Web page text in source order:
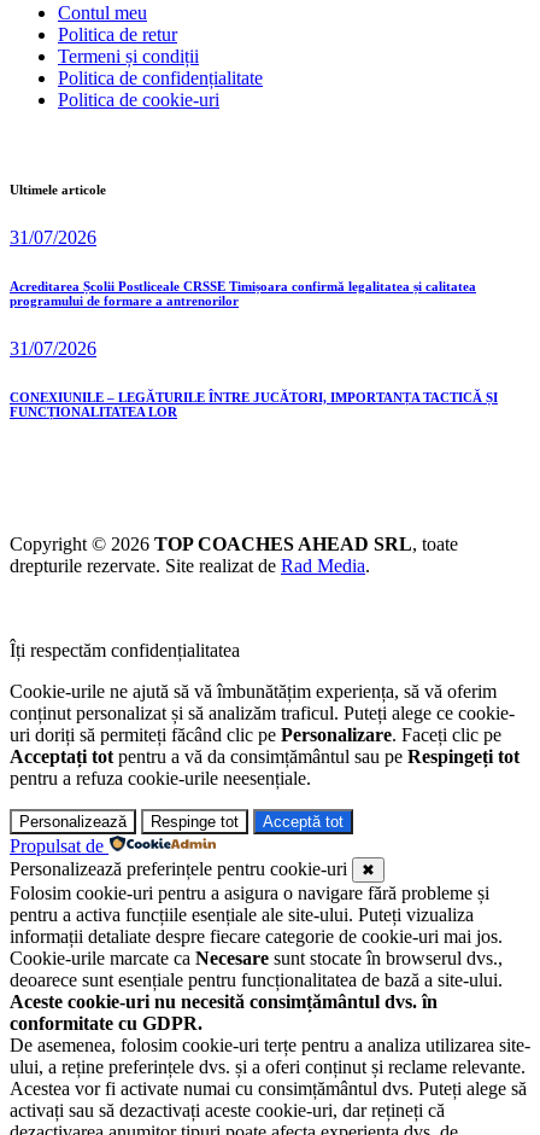
Contul meu
Politica de retur
Termeni și condiții
Politica de confidențialitate
Politica de cookie-uri
Ultimele articole
31/07/2026
Acreditarea Școlii Postliceale CRSSE Timișoara confirmă legalitatea și calitatea
programului de formare a antrenorilor
31/07/2026
CONEXIUNILE – LEGĂTURILE ÎNTRE JUCĂTORI, IMPORTANȚA TACTICĂ ȘI
FUNCȚIONALITATEA LOR
Copyright © 2026 TOP COACHES AHEAD SRL, toate
drepturile rezervate. Site realizat de Rad Media.
Îți respectăm confidențialitatea
Cookie-urile ne ajută să vă îmbunătățim experiența, să vă oferim
conținut personalizat și să analizăm traficul. Puteți alege ce cookie-
uri doriți să permiteți făcând clic pe Personalizare. Faceți clic pe
Acceptați tot pentru a vă da consimțământul sau pe Respingeți tot
pentru a refuza cookie-urile neesențiale.
Personalizează Respinge tot Acceptă tot
Propulsat de
Personalizează preferințele pentru cookie-uri
✖
Folosim cookie-uri pentru a asigura o navigare fără probleme și
pentru a activa funcțiile esențiale ale site-ului. Puteți vizualiza
informații detaliate despre fiecare categorie de cookie-uri mai jos.
Cookie-urile marcate ca Necesare sunt stocate în browserul dvs.,
deoarece sunt esențiale pentru funcționalitatea de bază a site-ului.
Aceste cookie-uri nu necesită consimțământul dvs. în
conformitate cu GDPR.
De asemenea, folosim cookie-uri terțe pentru a analiza utilizarea site-
ului, a reține preferințele dvs. și a oferi conținut și reclame relevante.
Acestea vor fi activate numai cu consimțământul dvs. Puteți alege să
activați sau să dezactivați aceste cookie-uri, dar rețineți că